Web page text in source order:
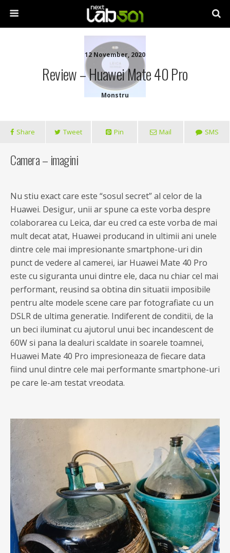
12 November, 2020
Review – Huawei Mate 40 Pro
Monstru
Share Tweet Pin Mail SMS
Camera – imagini
Nu stiu exact care este “sosul secret” al celor de la
Huawei. Desigur, unii ar spune ca este vorba despre
colaborarea cu Leica, dar eu cred ca este vorba de mai
mult decat atat, Huawei producand in ultimii ani unele
dintre cele mai impresionante smartphone-uri din
punct de vedere al camerei, iar Huawei Mate 40 Pro
este cu siguranta unui dintre ele, daca nu chiar cel mai
performant, reusind sa obtina din situatii imposibile
pentru alte modele scene care par fotografiate cu un
DSLR de ultima generatie. Indiferent de conditii, de la
un beci iluminat cu ajutorul unui bec incandescent de
60W si pana la dealuri scaldate in soarele toamnei,
Huawei Mate 40 Pro impresioneaza de fiecare data
fiind unul dintre cele mai performante smartphone-uri
pe care le-am testat vreodata.